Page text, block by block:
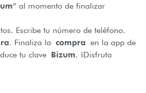
” al momento de finalizar
Escribe tu número de teléfono.
. Finaliza la compra en la app de
tu clave Bizum. ¡Disfruta